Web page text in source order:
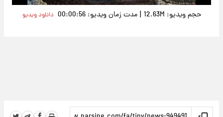
حجم ویدیو: 12.63M |مدت زمان ویدیو: 00:00:56 دانلود ویدیو